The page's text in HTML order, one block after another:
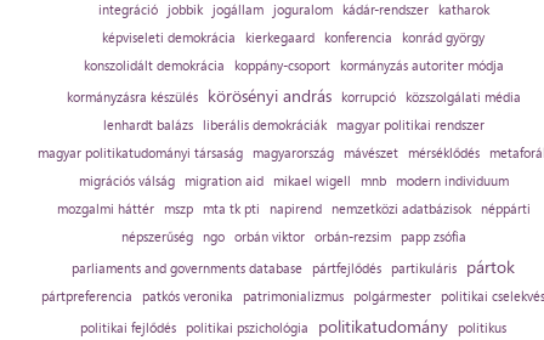
integráció
jobbik jogállam joguralom kádár-rendszer
katharok
képviseleti demokrácia
kierkegaard konferencia
konrád györgy
konszolidált demokrácia
koppány-csoport
kormányzás autoriter módja
kormányzásra készülés
körösényi andrás korrupció
közszolgálati média
lenhardt balázs
liberális demokráciák
magyar politikai rendszer
magyar politikatudományi társaság
magyarország mávészet mérséklődés
migrációs válság
migration aid mikael wigell mnb
modern individuum
mozgalmi háttér
mszp mta tk pti napirend nemzetközi adatbázisok
néppárti
népszerűség
ngo orbán viktor orbán-rezsim
papp zsófia
parliaments and governments database
pártfejlődés partikuláris pártok
pártpreferencia patkós veronika patrimonializmus polgármester
politikai
politikai fejlődés
politikai pszichológia politikatudomány
politikus